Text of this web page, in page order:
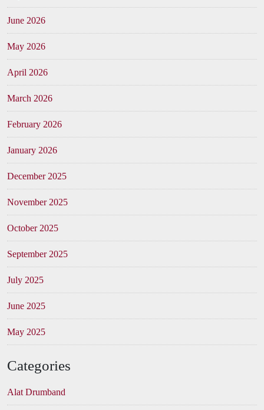
June 2026
May 2026
April 2026
March 2026
February 2026
January 2026
December 2025
November 2025
October 2025
September 2025
July 2025
June 2025
May 2025
Categories
Alat Drumband